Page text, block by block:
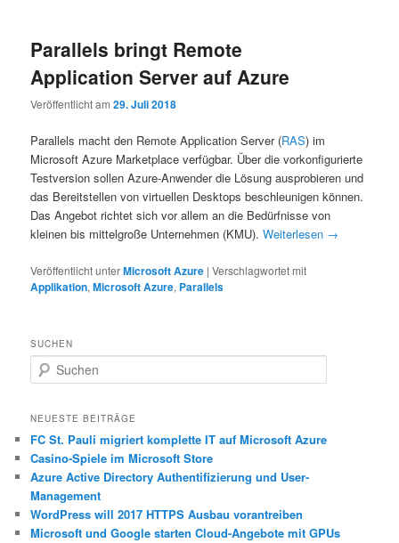
Parallels bringt Remote
Application Server auf Azure
Veröffentlicht am29. Juli 2018
Parallels macht den Remote Application Server (RAS) im
Microsoft Azure Marketplace verfügbar. Über die vorkonfigurierte
Testversion sollen Azure-Anwender die Lösung ausprobieren und
das Bereitstellen von virtuellen Desktops beschleunigen können.
Das Angebot richtet sich vor allem an die Bedürfnisse von
kleinen bis mittelgroße Unternehmen (KMU).Weiterlesen →
Veröffentlicht unterMicrosoft Azure |Verschlagwortet mit
Applikation,Microsoft Azure, Parallels
SUCHEN
u
h
n
NEUESTE BEITRÄGE
FC St. Pauli migriert komplette IT auf Microsoft Azure
Casino-Spiele im Microsoft Store
Azure Active Directory Authentifizierung und User-
Management
WordPress will 2017 HTTPS Ausbau vorantreiben
Microsoft und Google starten Cloud-Angebote mit GPUs